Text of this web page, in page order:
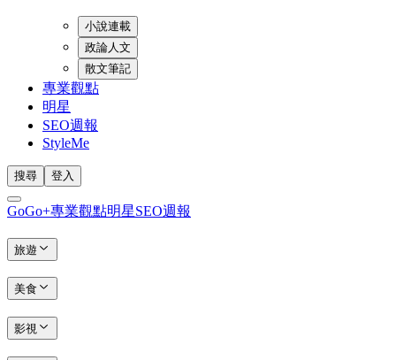
小說連載
政論人文
散文筆記
專業觀點
明星
SEO週報
StyleMe
搜尋 登入
GoGo+專業觀點明星SEO週報
旅遊
美食
影視